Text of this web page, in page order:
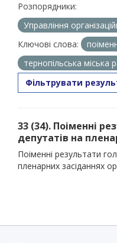
Розпорядники:
Управління
Ключові слова:
тернопільська міська
Фільтрувати
33 (34). Поіменні
депутатів на
Поіменні результати
пленарних засіданнях